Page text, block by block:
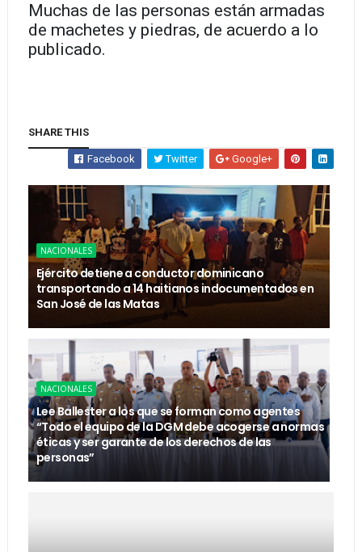
Muchas de las personas están armadas
de machetes y piedras, de acuerdo a lo
publicado.
SHARE THIS
Facebook Twitter Google+
NACIONALES
Ejército detiene a conductor dominicano
transportando a 14 haitianos indocumentados en
San José de las Matas
NACIONALES
Lee Ballester a los que se forman como agentes
“Todo el equipo de la DGM debe acogerse a normas
éticas y ser garante de los derechos de las
personas”